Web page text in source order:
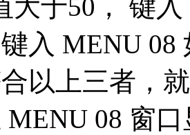
大于50， 键
入 MENU 08
以上三者，
MENU 08 窗